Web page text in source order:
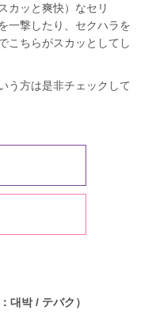
カッと爽快）なセリ
一撃したり、セクハラを
こちらがスカッとしてし
う方は是非チェックして
박 / テバク）